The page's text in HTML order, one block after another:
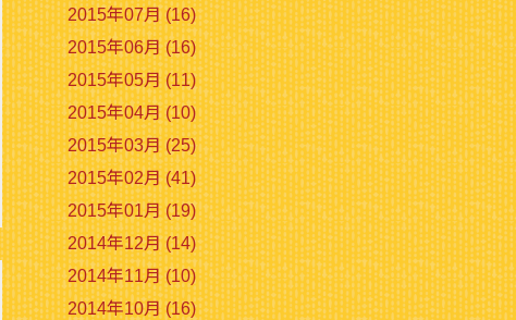
2015年07月 (16)
2015年06月 (16)
2015年05月 (11)
2015年04月 (10)
2015年03月 (25)
2015年02月 (41)
2015年01月 (19)
2014年12月 (14)
2014年11月 (10)
2014年10月 (16)